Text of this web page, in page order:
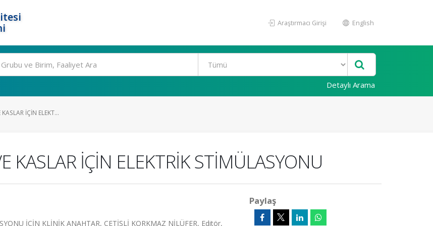
Araştırmacı Girişi English
Detaylı Arama
İÇİN ELEKT...
KASLAR İÇİN ELEKTRİK STİMÜLASYONU
İÇİN KLİNİK ANAHTAR, ÇETİŞLİ KORKMAZ NİLÜFER, Editör,
Paylaş